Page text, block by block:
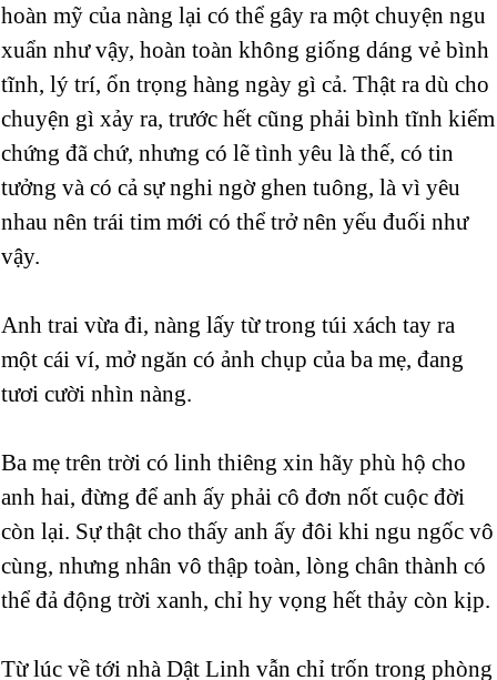
hoàn mỹ của nàng lại có thể gây ra một chuyện ngu
xuẩn như vậy, hoàn toàn không giống dáng vẻ bình
tĩnh, lý trí, ổn trọng hàng ngày gì cả. Thật ra dù cho
chuyện gì xảy ra, trước hết cũng phải bình tĩnh kiểm
chứng đã chứ, nhưng có lẽ tình yêu là thế, có tin
tưởng và có cả sự nghi ngờ ghen tuông, là vì yêu
nhau nên trái tim mới có thể trở nên yếu đuối như
vậy.
Anh trai vừa đi, nàng lấy từ trong túi xách tay ra
một cái ví, mở ngăn có ảnh chụp của ba mẹ, đang
tươi cười nhìn nàng.
Ba mẹ trên trời có linh thiêng xin hãy phù hộ cho
anh hai, đừng để anh ấy phải cô đơn nốt cuộc đời
còn lại. Sự thật cho thấy anh ấy đôi khi ngu ngốc vô
cùng, nhưng nhân vô thập toàn, lòng chân thành có
thể đả động trời xanh, chỉ hy vọng hết thảy còn kịp.
Từ lúc về tới nhà Dật Linh vẫn chỉ trốn trong phòng